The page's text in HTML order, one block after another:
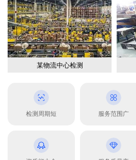
某物流中心检测
检测周期短 服务范围广